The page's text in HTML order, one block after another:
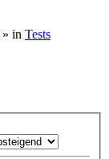
» in Tests